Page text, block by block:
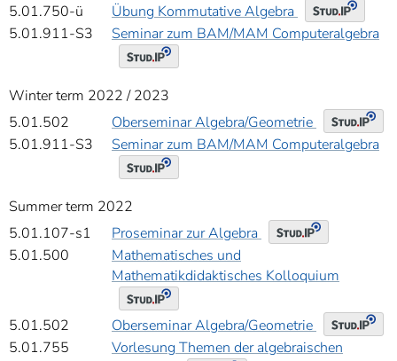
5.01.750-ü
Übung Kommutative Algebra
5.01.911-S3
Seminar zum BAM/MAM Computeralgebra
Winter term 2022 / 2023
5.01.502
Oberseminar Algebra/Geometrie
5.01.911-S3
Seminar zum BAM/MAM Computeralgebra
Summer term 2022
5.01.107-s1
Proseminar zur Algebra
5.01.500
Mathematisches und
Mathematikdidaktisches Kolloquium
5.01.502
Oberseminar Algebra/Geometrie
5.01.755
Vorlesung Themen der algebraischen